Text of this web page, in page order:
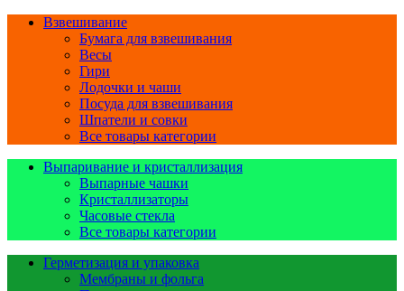
Взвешивание
Бумага для взвешивания
Весы
Гири
Лодочки и чаши
Посуда для взвешивания
Шпатели и совки
Все товары категории
Выпаривание и кристаллизация
Выпарные чашки
Кристаллизаторы
Часовые стекла
Все товары категории
Герметизация и упаковка
Мембраны и фольга